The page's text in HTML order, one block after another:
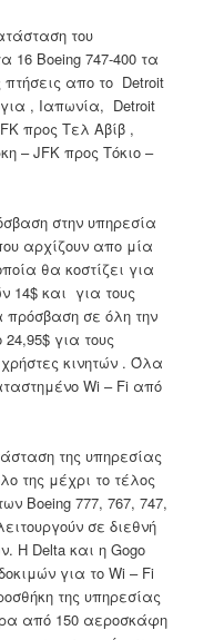
του
16 Boeing 747-400 τα
πτήσεις απο το Detroit
, Ιαπωνία, Detroit
προς Τελ Αβίβ ,
– JFK προς Τόκιο –
στην υπηρεσία
αρχίζουν απο μία
θα κοστίζει για
14$ και για τους
πρόσβαση σε όλη την
για τους
κινητών . Όλα
Wi – Fi από
της υπηρεσίας
της μέχρι το τέλος
Boeing 777, 767, 747,
σε διεθνή
Η Delta και η Gogo
για το Wi – Fi
της υπηρεσίας
από 150 αεροσκάφη